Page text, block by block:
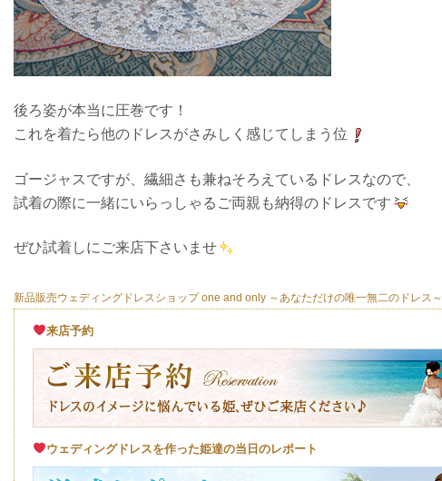
後ろ姿が本当に圧巻です！
これを着たら他のドレスがさみしく感じてしまう位
ゴージャスですが、繊細さも兼ねそろえているドレスなので、
試着の際に一緒にいらっしゃるご両親も納得のドレスです
ぜひ試着しにご来店下さいませ
新品販売ウェディングドレスショップ one and only ～あなただけの唯一無二のドレス～
来店予約
ウェディングドレスを作った姫達の当日のレポート